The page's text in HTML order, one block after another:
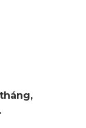
hiệu KATA
ô tô 360